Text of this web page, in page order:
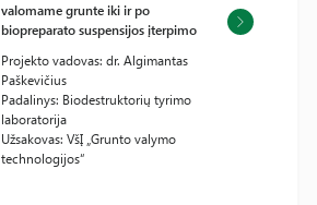
valomame grunte iki ir po
biopreparato suspensijos įterpimo
Projekto vadovas: dr. Algimantas
Paškevičius
Padalinys: Biodestruktorių tyrimo
laboratorija
Užsakovas: VšĮ „Grunto valymo
technologijos“